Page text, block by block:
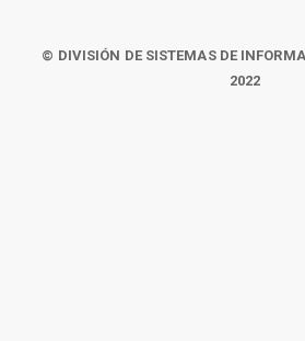
© DIVISIÓN DE SISTEMAS DE
2022